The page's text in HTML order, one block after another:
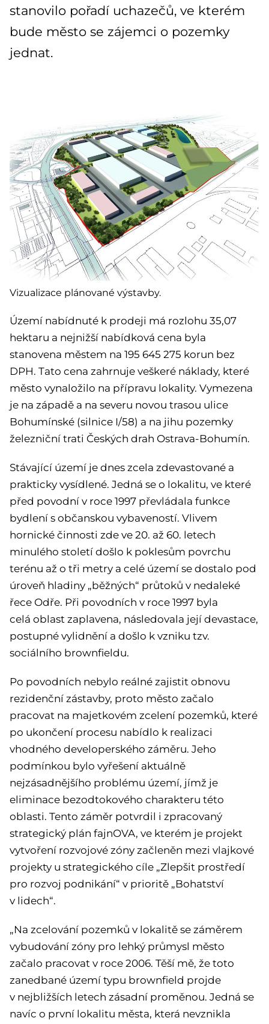
stanovilo pořadí uchazečů, ve kterém
bude město se zájemci o pozemky
jednat.
Vizualizace plánované výstavby.
Území nabídnuté k prodeji má rozlohu 35,07
hektaru a nejnižší nabídková cena byla
stanovena městem na 195 645 275 korun bez
DPH. Tato cena zahrnuje veškeré náklady, které
město vynaložilo na přípravu lokality. Vymezena
je na západě a na severu novou trasou ulice
Bohumínské (silnice I/58) a na jihu pozemky
železniční trati Českých drah Ostrava-Bohumín.
Stávající území je dnes zcela zdevastované a
prakticky vysídlené. Jedná se o lokalitu, ve které
před povodní v roce 1997 převládala funkce
bydlení s občanskou vybaveností. Vlivem
hornické činnosti zde ve 20. až 60. letech
minulého století došlo k poklesům povrchu
terénu až o tři metry a celé území se dostalo pod
úroveň hladiny „běžných“ průtoků v nedaleké
řece Odře. Při povodních v roce 1997 byla
celá oblast zaplavena, následovala její devastace,
postupné vylidnění a došlo k vzniku tzv.
sociálního brownfieldu.
Po povodních nebylo reálné zajistit obnovu
rezidenční zástavby, proto město začalo
pracovat na majetkovém zcelení pozemků, které
po ukončení procesu nabídlo k realizaci
vhodného developerského záměru. Jeho
podmínkou bylo vyřešení aktuálně
nejzásadnějšího problému území, jímž je
eliminace bezodtokového charakteru této
oblasti. Tento záměr potvrdil i zpracovaný
strategický plán fajnOVA, ve kterém je projekt
vytvoření rozvojové zóny začleněn mezi vlajkové
projekty u strategického cíle „Zlepšit prostředí
pro rozvoj podnikání“ v prioritě „Bohatství
v lidech“.
„Na zcelování pozemků v lokalitě se záměrem
vybudování zóny pro lehký průmysl město
začalo pracovat v roce 2006. Těší mě, že toto
zanedbané území typu brownfield projde
v nejbližších letech zásadní proměnou. Jedná se
navíc o první lokalitu města, která nevznikla